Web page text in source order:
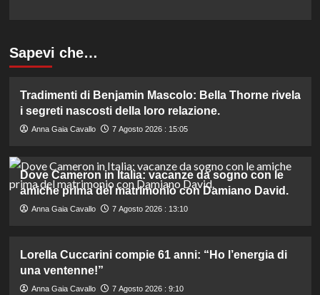
Sapevi che…
Tradimenti di Benjamin Mascolo: Bella Thorne rivela
i segreti nascosti della loro relazione.
Anna Gaia Cavallo 7 Agosto 2026 : 15:05
Dove Cameron in Italia: vacanze da sogno con le
amiche prima del matrimonio con Damiano David.
Anna Gaia Cavallo 7 Agosto 2026 : 13:10
Lorella Cuccarini compie 61 anni: “Ho l’energia di
una ventenne!”
Anna Gaia Cavallo 7 Agosto 2026 : 9:10